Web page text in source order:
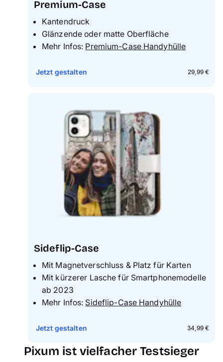
Premium-Case
Kantendruck
Glänzende oder matte Oberfläche
Mehr Infos: Premium-Case Handyhülle
29,99 €
Jetzt gestalten
Sideflip-Case
Mit Magnetverschluss & Platz für Karten
Mit kürzerer Lasche für Smartphonemodelle
ab 2023
Mehr Infos: Sideflip-Case Handyhülle
34,99 €
Jetzt gestalten
Pixum ist vielfacher Testsieger